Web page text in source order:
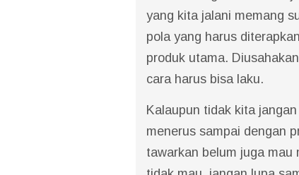
yang kita jalani memang
pola yang harus
produk utama.
cara harus bisa laku.
Kalaupun tidak kita
menerus sampai dengan
tawarkan belum juga mau